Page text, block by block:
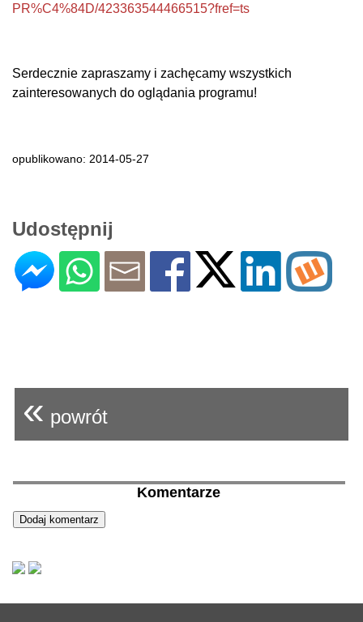
PR%C4%84D/423363544466515?fref=ts
Serdecznie zapraszamy i zachęcamy wszystkich
zainteresowanych do oglądania programu!
opublikowano: 2014-05-27
Udostępnij
« powrót
Komentarze